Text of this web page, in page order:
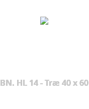
BN. HL 14 - Træ 40 x 60